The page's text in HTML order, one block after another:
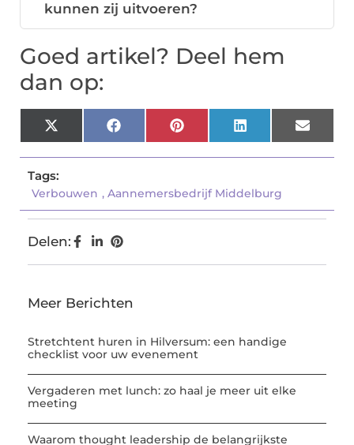
kunnen zij uitvoeren?
Goed artikel? Deel hem
dan op:
X
(Twitter)
FacebookPinterestLinkedInEmail
Tags:
Verbouwen , Aannemersbedrijf Middelburg
Delen:
Meer Berichten
Stretchtent huren in Hilversum: een handige
checklist voor uw evenement
Vergaderen met lunch: zo haal je meer uit elke
meeting
Waarom thought leadership de belangrijkste